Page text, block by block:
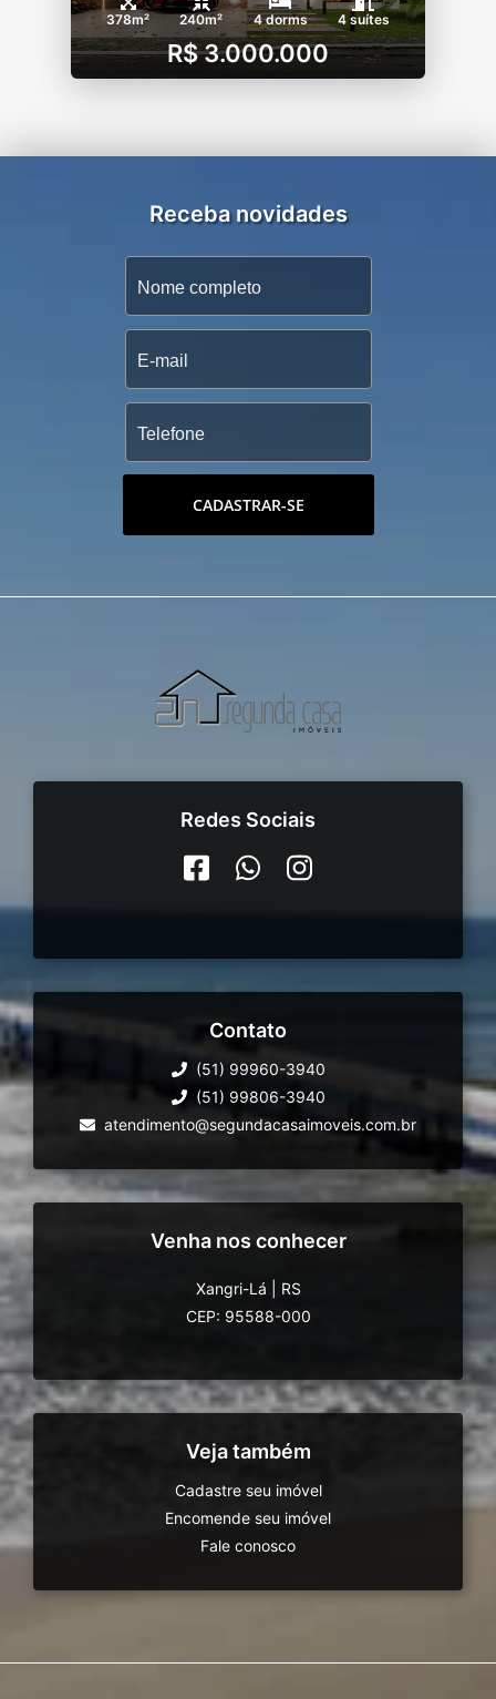
378m² 240m² 4 dorms 4 suítes
R$ 3.000.000
Receba novidades
CADASTRAR-SE
Redes Sociais
Contato
(51) 99960-3940
(51) 99806-3940
atendimento@segundacasaimoveis.com.br
Venha nos conhecer
Xangri-Lá
RS
CEP: 95588-000
Veja também
Cadastre seu imóvel
Encomende seu imóvel
Fale conosco